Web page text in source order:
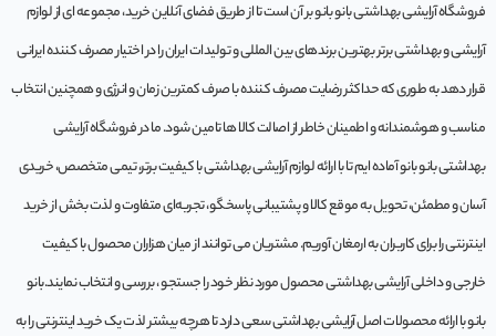
فروشگاه آرایشی بهداشتی بانو بانو بر آن است تا از طریق فضای آنلاین خرید، مجموعه‌ ای از لوازم
آرایشی و بهداشتی برتر بهترین برندهای بین المللی و تولیدات ایران را در اختیار مصرف کننده ایرانی
قرار دهد به طوری که حداکثر رضایت مصرف کننده با صرف کمترین زمان و انرژی و همچنین انتخاب
مناسب و هوشمندانه و اطمینان خاطر از اصالت کالا ها تامین شود. ما در فروشگاه آرایشی
بهداشتی بانو بانو آماده ایم تا با ارائه لوازم آرایشی بهداشتی با کیفیت برتر، تیمی متخصص، خریدی
آسان و مطمئن، تحویل به موقع کالا و پشتیبانی پاسخگو، تجربه‌ای متفاوت و لذت بخش از خرید
اینترنتی را برای کاربران به ارمغان آوریم. مشتريان می توانند از ميان هزاران محصول با کيفيت
خارجی و داخلی آرایشی بهداشتی محصول مورد نظر خود را جستجو ، بررسی و انتخاب نمايند.بانو
بانو با ارائه محصولات اصل آرایشی بهداشتی سعی دارد تا هرچه بیشتر لذت یک خرید اینترنتی را به